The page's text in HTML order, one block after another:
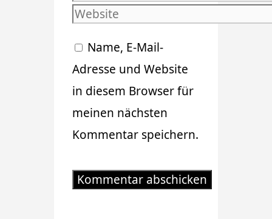
Mail-
Website
Name, E-Mail-
Adresse und Website
in diesem Browser für
meinen nächsten
Kommentar speichern.